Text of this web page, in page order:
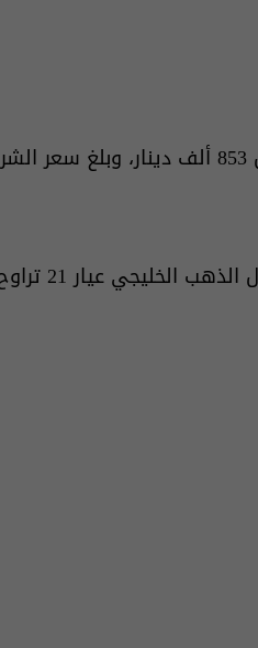
وفيما يخص أسعار الذهب في محال الصاغة،